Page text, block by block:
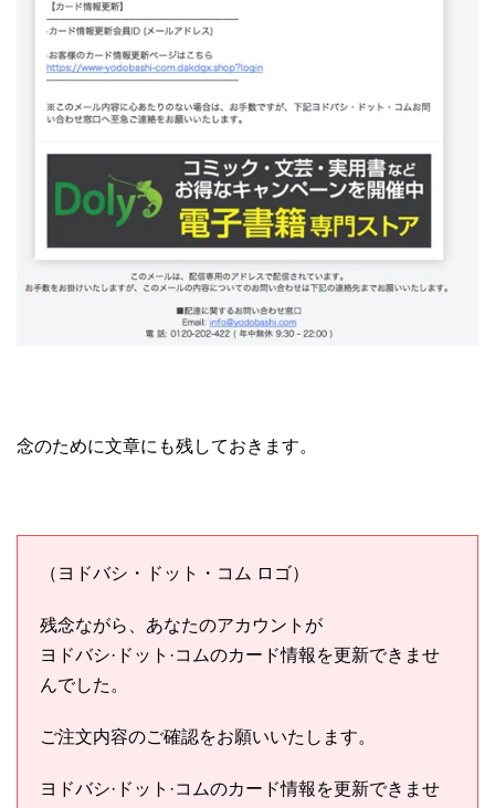
念のために文章にも残しておきます。
（ヨドバシ・ドット・コム ロゴ）
残念ながら、あなたのアカウントが
ヨドバシ·ドット·コムのカード情報を更新できませ
んでした。
ご注文内容のご確認をお願いいたします。
ヨドバシ·ドット·コムのカード情報を更新できませ